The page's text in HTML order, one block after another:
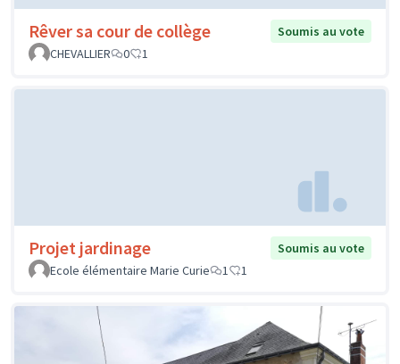
Rêver sa cour de collège
Soumis au vote
CHEVALLIER
0 1
Projet jardinage
Soumis au vote
Ecole élémentaire Marie Curie
1 1